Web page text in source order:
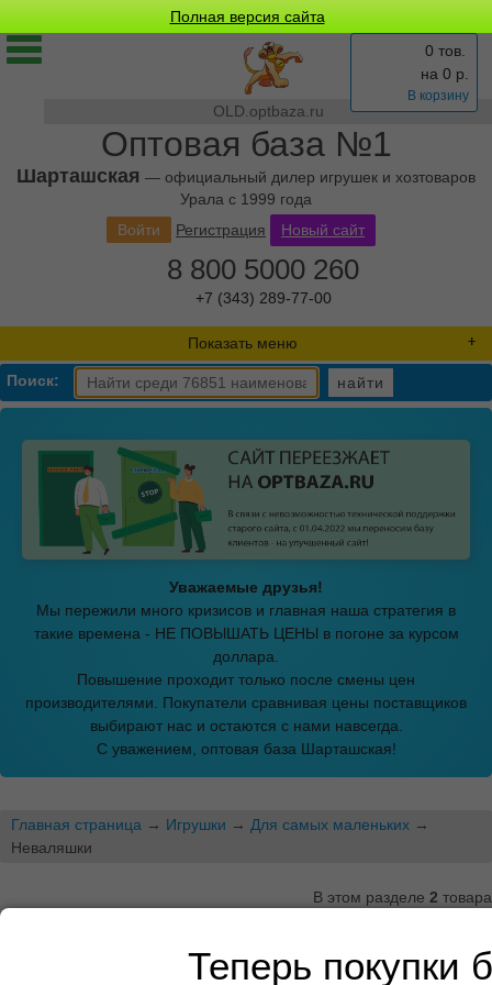
Полная версия сайта
OLD.optbaza.ru
Оптовая база №1
Шарташская — официальный дилер игрушек и хозтоваров
Урала с 1999 года
0 тов.
на 0 р.
В корзину
Войти Регистрация Новый сайт
8 800 5000 260
+7 (343) 289-77-00
Показать меню
Поиск: найти
Теперь покупки
Уважаемые друзья!
Мы пережили много кризисов и главная наша стратегия в
такие времена - НЕ ПОВЫШАТЬ ЦЕНЫ в погоне за курсом
доллара.
Повышение проходит только после смены цен
производителями. Покупатели сравнивая цены поставщиков
выбирают нас и остаются с нами навсегда.
С уважением, оптовая база Шарташская!
Главная страница → Игрушки → Для самых маленьких →
Неваляшки
В этом разделе 2 товара